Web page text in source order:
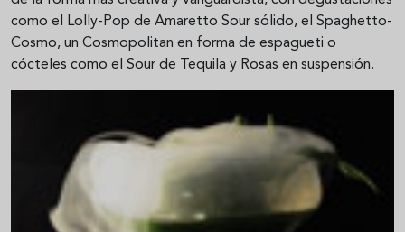
como el Lolly-Pop de Amaretto Sour sólido, el Spaghetto-
Cosmo, un Cosmopolitan en forma de espagueti o
cócteles como el Sour de Tequila y Rosas en suspensión.